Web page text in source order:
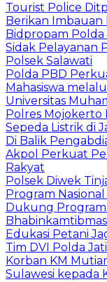
Tourist Police
Berikan Imbauan
Bidpropam Polda
Sidak Pelayanan
Polsek Salawati
Polda PBD
Mahasiswa
Universitas
Polres Mojokerto
Sepeda Listrik di
Di Balik
Akpol Perkuat
Rakyat
Polsek Diwek
Program Nasional
Dukung
Edukasi Petani
Tim DVI Polda
Korban KM
Sulawesi kepada